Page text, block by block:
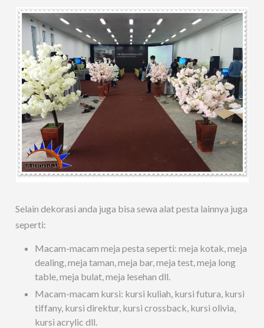
Selain dekorasi anda juga bisa sewa alat pesta lainnya juga
seperti:
Macam-macam meja pesta seperti: meja kotak, meja
dealing, meja taman, meja bar, meja test, meja long
table, meja bulat, meja lesehan dll.
Macam-macam kursi: kursi kuliah, kursi futura, kursi
tiffany, kursi direktur, kursi crossback, kursi olivia,
kursi acrylic dll.